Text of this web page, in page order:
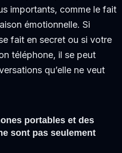
importants, comme le fait
émotionnelle. Si
fait en secret ou si votre
téléphone, il se peut
qu’elle ne veut
portables et des
sont pas seulement